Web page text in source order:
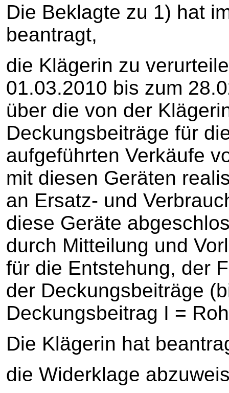
Die Beklagte zu 1) hat
beantragt,
die Klägerin zu
01.03.2010 bis zum
über die von der
Deckungsbeiträge für
aufgeführten Verkäufe
mit diesen Geräten
an Ersatz- und
diese Geräte
durch Mitteilung und
für die Entstehung, der
der Deckungsbeiträge
Deckungsbeitrag I =
Die Klägerin hat
die Widerklage